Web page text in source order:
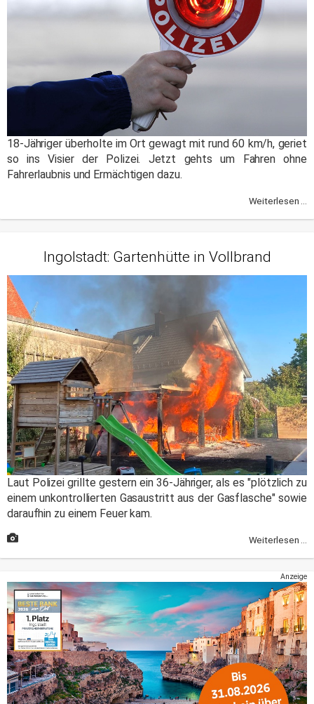
18-Jähriger überholte im Ort gewagt mit rund 60 km/h, geriet
so ins Visier der Polizei. Jetzt gehts um Fahren ohne
Fahrerlaubnis und Ermächtigen dazu.
Weiterlesen ...
Ingolstadt: Gartenhütte in Vollbrand
Laut Polizei grillte gestern ein 36-Jähriger, als es "plötzlich zu
einem unkontrollierten Gasaustritt aus der Gasflasche" sowie
daraufhin zu einem Feuer kam.
Weiterlesen ...
Anzeige